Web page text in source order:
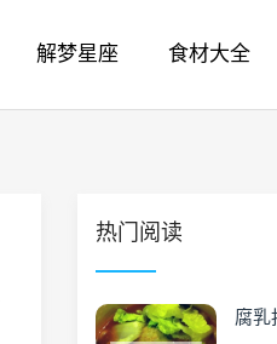
解梦星座 食材大全
热门阅读
腐乳